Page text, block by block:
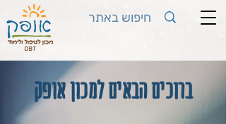
ברוכים הבאים למכון אופק